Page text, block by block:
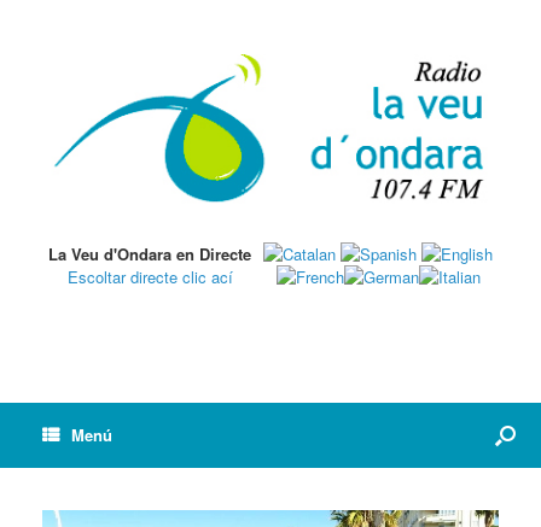
La Veu d'Ondara en Directe
Escoltar directe clic ací
Menú